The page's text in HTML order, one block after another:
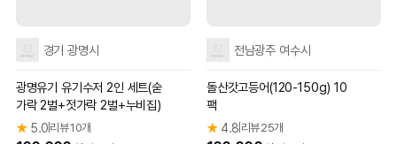
경기 광명시
광명유기 유기수저 2인 세트(숟
가락 2벌+젓가락 2벌+누비집)
★5.0 리뷰 10개
전남광주 여수시
돌산갓고등어(120-150g) 10
팩
★ 4.8 리뷰 25개